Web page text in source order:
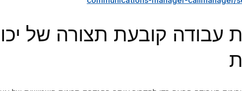
עבודה קובעת תצורה של